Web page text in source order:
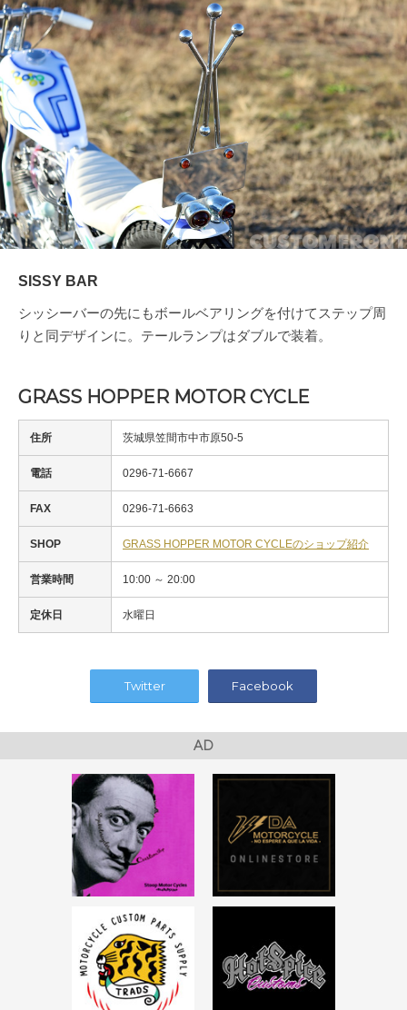
SISSY BAR
シッシーバーの先にもボールベアリングを付けてステップ周
りと同デザインに。テールランプはダブルで装着。
GRASS HOPPER MOTOR CYCLE
住所 茨城県笠間市中市原50-5
電話 0296-71-6667
FAX 0296-71-6663
SHOP GRASS HOPPER MOTOR CYCLEのショップ紹介
営業時間 10:00 ～ 20:00
定休日 水曜日
Twitter Facebook
AD